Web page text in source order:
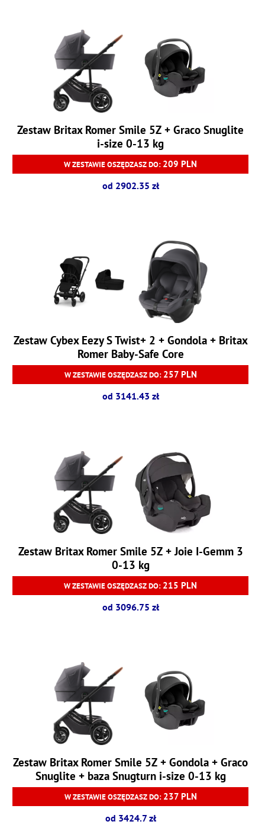
Zestaw Britax Romer Smile 5Z + Graco Snuglite
i-size 0-13 kg
W ZESTAWIE OSZĘDZASZ DO: 209 PLN
od 2902.35 zł
Zestaw Cybex Eezy S Twist+ 2 + Gondola + Britax
Romer Baby-Safe Core
W ZESTAWIE OSZĘDZASZ DO: 257 PLN
od 3141.43 zł
Zestaw Britax Romer Smile 5Z + Joie I-Gemm 3
0-13 kg
W ZESTAWIE OSZĘDZASZ DO: 215 PLN
od 3096.75 zł
Zestaw Britax Romer Smile 5Z + Gondola + Graco
Snuglite + baza Snugturn i-size 0-13 kg
W ZESTAWIE OSZĘDZASZ DO: 237 PLN
od 3424.7 zł